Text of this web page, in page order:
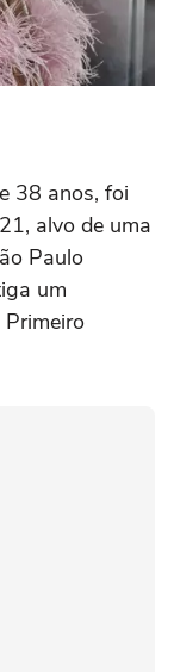
38 anos, foi
alvo de uma
Paulo
um